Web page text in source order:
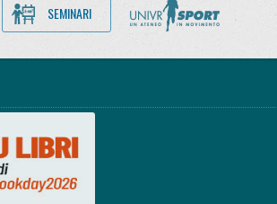
SEMINARI